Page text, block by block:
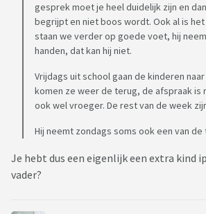
gesprek moet je heel duidelijk zijn en
begrijpt en niet boos wordt. Ook al is
staan we verder op goede voet, hij
handen, dat kan hij niet.
Vrijdags uit school gaan de kinderen
komen ze weer de terug, de afspraak is
ook wel vroeger. De rest van de week
Hij neemt zondags soms ook een van
Je hebt dus een eigenlijk een extra kind
vader?